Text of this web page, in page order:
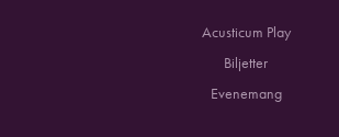
Acusticum Play
Biljetter
Evenemang